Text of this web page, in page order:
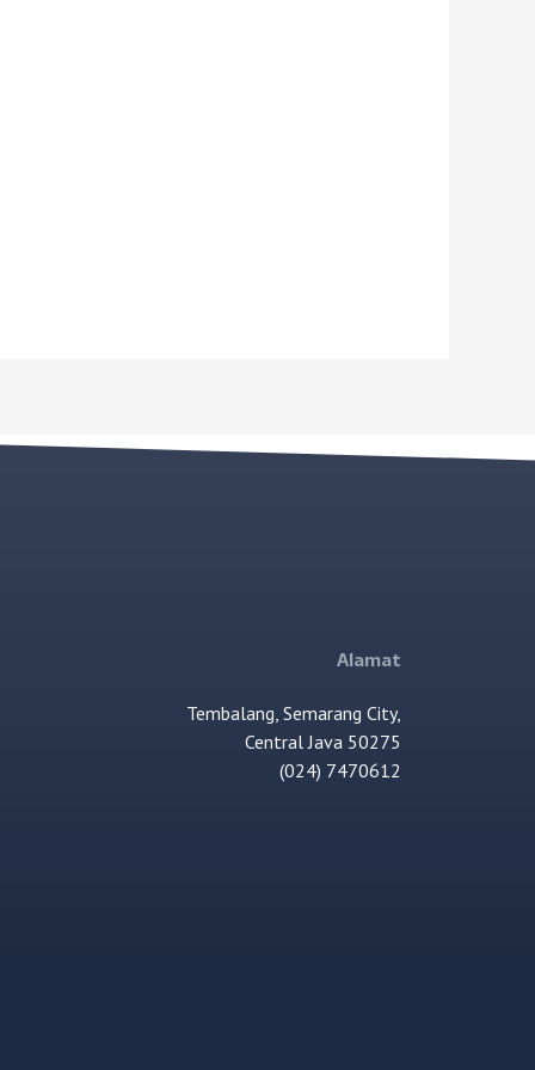
Alamat
Tembalang, Semarang City,
Central Java 50275
(024) 7470612